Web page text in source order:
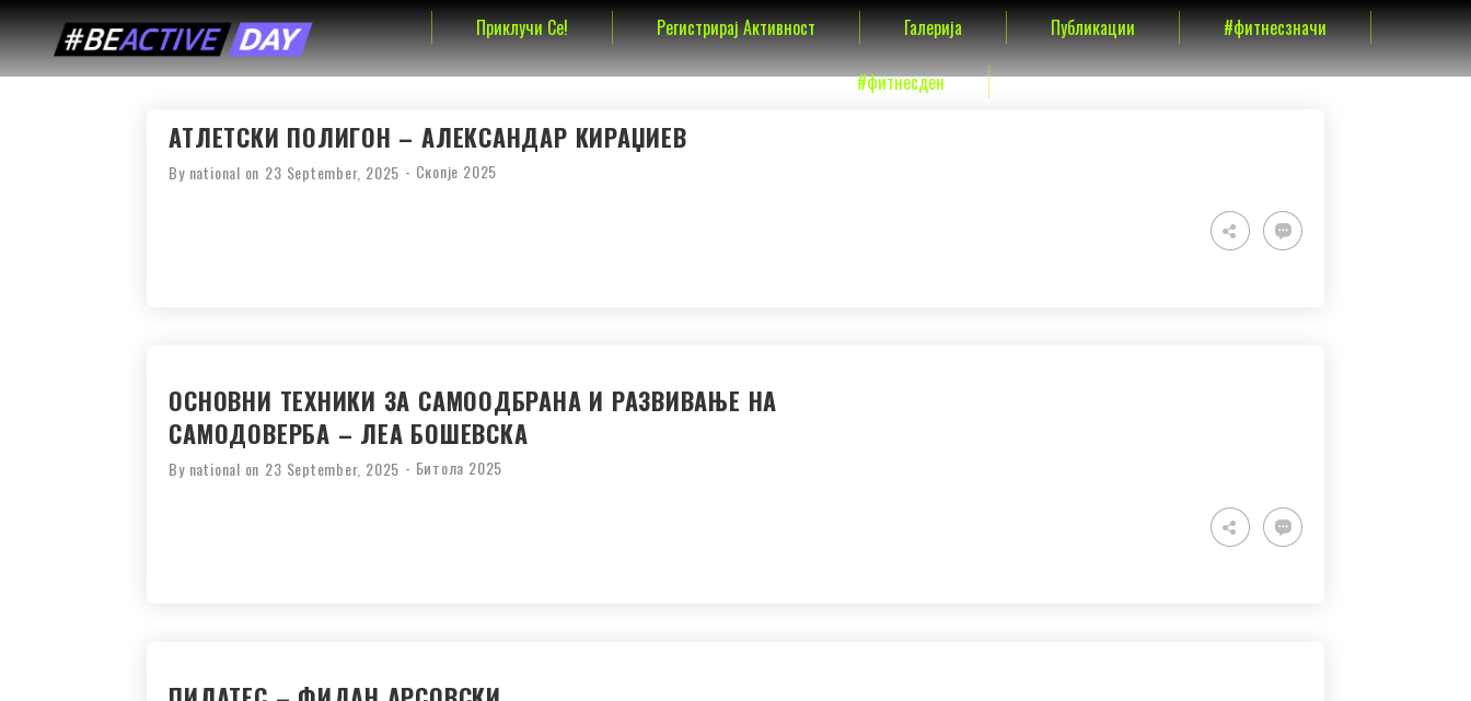
Приклучи Се! Регистрирај Активност Галерија Публикации #фитнесзначи
#фитнесден
АТЛЕТСКИ ПОЛИГОН – АЛЕКСАНДАР КИРАЏИЕВ
By national on 23 September, 2025 - Скопје 2025
ОСНОВНИ ТЕХНИКИ ЗА САМООДБРАНА И РАЗВИВАЊЕ НА
САМОДОВЕРБА – ЛЕА БОШЕВСКА
By national on 23 September, 2025 - Битола 2025